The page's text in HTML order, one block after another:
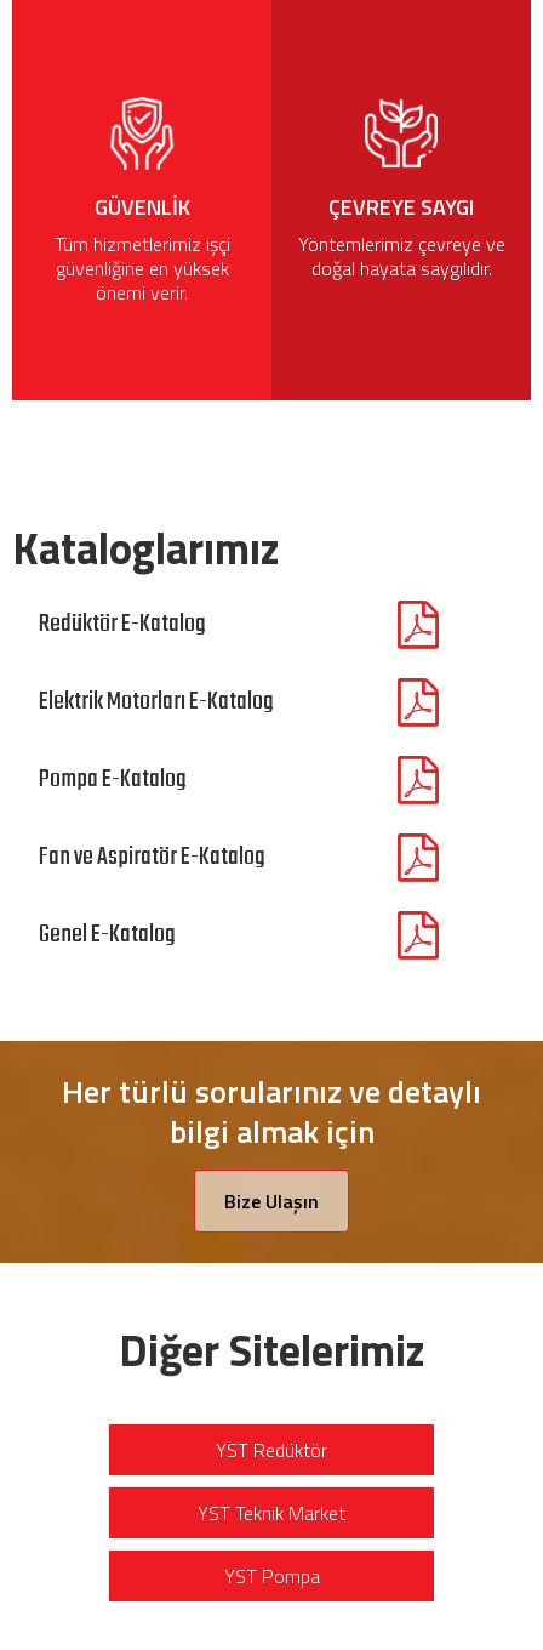
GÜVENLIK
Tüm hizmetlerimiz işçi
güvenliğine en yüksek
önemi verir.
ÇEVREYE SAYGI
Yöntemlerimiz çevreye ve
doğal hayata saygılıdır.
Kataloglarımız
Redüktör E-Katalog
Elektrik Motorları E-Katalog
Pompa E-Katalog
Fan ve Aspiratör E-Katalog
Genel E-Katalog
Her türlü sorularınız ve detaylı
bilgi almak için
Bize Ulaşın
Diğer Sitelerimiz
YST Redüktör
YST Teknik Market
YST Pompa